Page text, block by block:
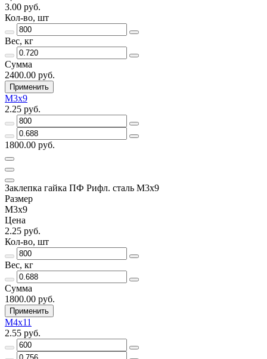
3.00 руб.
Кол-во, шт
Вес, кг
Сумма
2400.00 руб.
Применить
М3х9
2.25 руб.
1800.00 руб.
Заклепка гайка ПФ Рифл. сталь М3х9
Размер
М3х9
Цена
2.25 руб.
Кол-во, шт
Вес, кг
Сумма
1800.00 руб.
Применить
М4х11
2.55 руб.